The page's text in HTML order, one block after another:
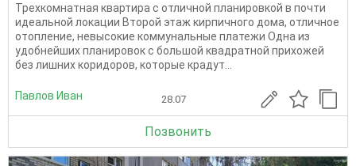
Трехкомнатная квартира с отличной планировкой в почти
идеальной локации Второй этаж кирпичного дома, отличное
отопление, невысокие коммунальные платежи Одна из
удобнейших планировок с большой квадратной прихожей
без лишних коридоров, которые крадут...
Павлов Иван 28.07
Позвонить